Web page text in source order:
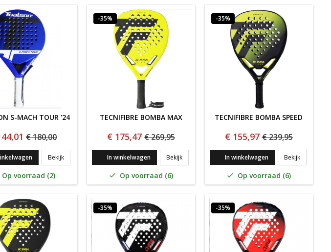
'24
S-MACH TOUR '24
€ 180,00
BekijkToalson S-Mach Tour '24
Op voorraad (2)
-35%
TECNIFIBRE BOMBA MAX
€ 175,47 € 269,95
In winkelwagen BekijkTECNIFIBRE BOMBA MAX
 Op voorraad (6)
-35%
TECNIFIBRE BOMBA SPEED
€ 155,97 € 239,95
In winkelwagen Bekijk
 Op voorraad (6)
-35% -35%